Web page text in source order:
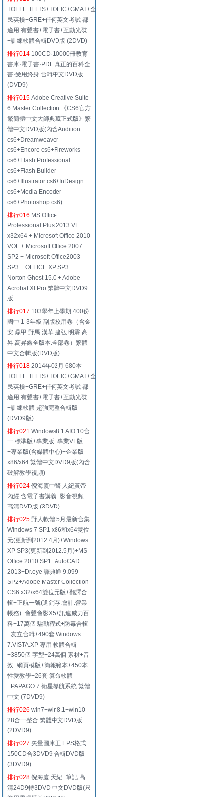
TOEFL+IELTS+TOEIC+GMAT+全
民英檢+GRE+任何英文考試 都
適用 有聲書+電子書+互動光碟
+訓練軟體合輯DVD版 (2DVD)
排行014 100CD·10000冊教育
書庫·電子書·PDF 真正的百科全
書·受用終身 合輯中文DVD版
(DVD9)
排行015 Adobe Creative Suite
6 Master Collection 《CS6官方
繁簡體中文大師典藏正式版》繁
體中文DVD版(內含Audition
cs6+Dreamweaver
cs6+Encore cs6+Fireworks
cs6+Flash Professional
cs6+Flash Builder
cs6+Illustrator cs6+InDesign
cs6+Media Encoder
cs6+Photoshop cs6)
排行016 MS Office
Professional Plus 2013 VL
x32x64 + Microsoft Office 2010
VOL + Microsoft Office 2007
SP2 + Microsoft Office2003
SP3 + OFFICE XP SP3 +
Norton Ghost 15.0 + Adobe
Acrobat XI Pro 繁體中文DVD9
版
排行017 103學年上學期 400份
國中 1-3年級 副版校用卷（含金
安.鼎甲.野馬.漢華.建弘.明霖.高
昇.高昇鑫全版本.全部卷）繁體
中文合輯版(DVD版)
排行018 2014年02月 680本
TOEFL+IELTS+TOEIC+GMAT+全
民英檢+GRE+任何英文考試 都
適用 有聲書+電子書+互動光碟
+訓練軟體 超強完整合輯版
(DVD9版)
排行021 Windows8.1 AIO 10合
一 標準版+專業版+專業VL版
+專業版(含媒體中心)+企業版
x86/x64 繁體中文DVD9版(內含
破解教學視頻)
排行024 倪海廈中醫 人紀黃帝
內經 含電子書講義+影音視頻
高清DVD版 (3DVD)
排行025 野人軟體 5月最新合集
Windows 7 SP1 x86和x64雙位
元(更新到2012.4月)+Windows
XP SP3(更新到2012.5月)+MS
Office 2010 SP1+AutoCAD
2013+Dr.eye 譯典通 9.099
SP2+Adobe Master Collection
CS6 x32/x64雙位元版+翻譯合
輯+正航一號(進銷存.會計.營業
帳務)+會聲會影X5+訊連威力百
科+17萬個 驅動程式+防毒合輯
+友立合輯+490套 Windows
7.VISTA.XP 專用 軟體合輯
+3850個 字型+24萬個 素材+音
效+網頁模版+簡報範本+450本
性愛教學+26套 算命軟體
+PAPAGO 7 衛星導航系統 繁體
中文 (7DVD9)
排行026 win7+win8.1+win10
28合一整合 繁體中文DVD版
(2DVD9)
排行027 矢量圖庫王 EPS格式
150CD合3DVD9 合輯DVD版
(3DVD9)
排行028 倪海廈 天紀+筆記 高
清24D9轉3DVD 中文DVD版(只